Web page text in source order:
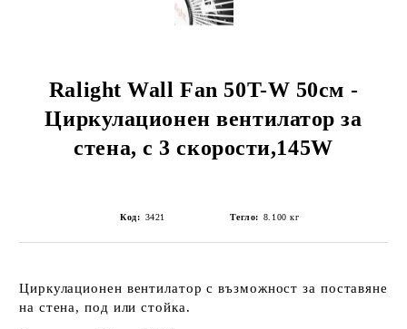
Ralight Wall Fan 50T-W 50см -
Циркулационен вентилатор за
стена, с 3 скорости,145W
Код: 3421 Тегло: 8.100 кг
Циркулационен вентилатор с възможност за поставяне
на стена, под или стойка.